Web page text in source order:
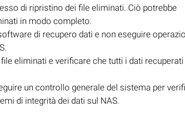
di ripristino dei file eliminati. Ciò potrebbe
in modo completo.
di recupero dati e non eseguire
eliminati e verificare che tutti i dati
un controllo generale del sistema per
di integrità dei dati sul NAS.